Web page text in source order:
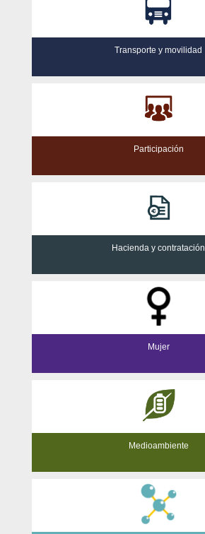
Transporte y movilidad
Participación
Hacienda y contratación
Mujer
Medioambiente